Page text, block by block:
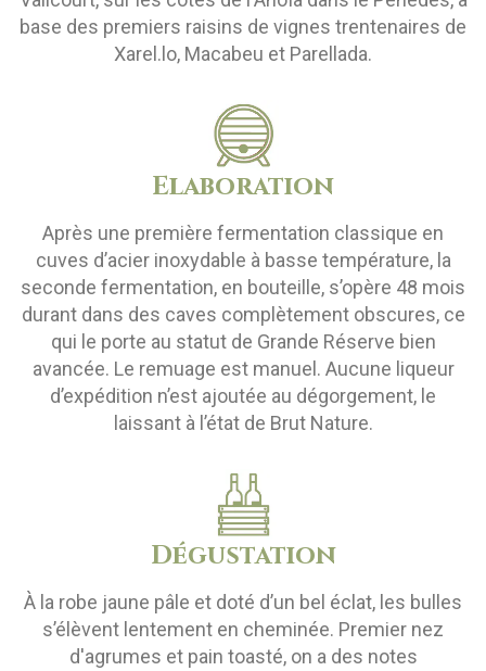
base des premiers raisins de vignes trentenaires de
Xarel.lo, Macabeu et Parellada.
Elaboration
Après une première fermentation classique en
cuves d’acier inoxydable à basse température, la
seconde fermentation, en bouteille, s’opère 48 mois
durant dans des caves complètement obscures, ce
qui le porte au statut de Grande Réserve bien
avancée. Le remuage est manuel. Aucune liqueur
d’expédition n’est ajoutée au dégorgement, le
laissant à l’état de Brut Nature.
Dégustation
À la robe jaune pâle et doté d’un bel éclat, les bulles
s’élèvent lentement en cheminée. Premier nez
d'agrumes et pain toasté, on a des notes